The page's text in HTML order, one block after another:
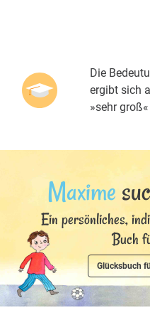
Die
ergibt sich
»sehr
Maxime
Ein persönliches,
Buch
Glücksbuch